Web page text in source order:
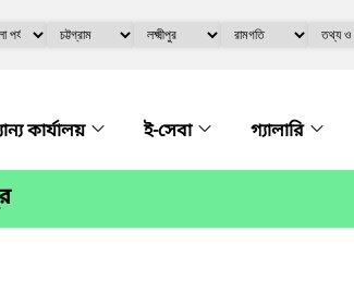
কার্যালয় ই-সেবা গ্যালারি